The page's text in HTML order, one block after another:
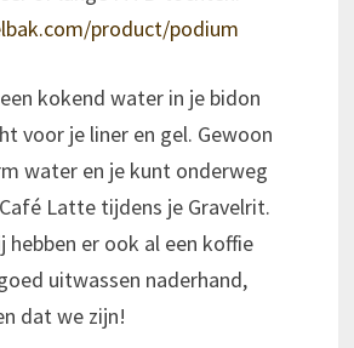
product/podium
kokend water in je bidon
voor je liner en gel. Gewoon
water en je kunt onderweg
Latte tijdens je Gravelrit.
hebben er ook al een koffie
uitwassen naderhand,
dat we zijn!